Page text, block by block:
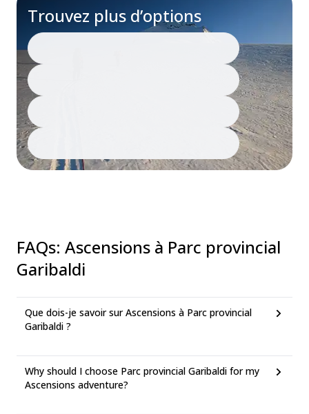
Trouvez plus d’options
FAQs: Ascensions à Parc provincial
Garibaldi
Que dois-je savoir sur Ascensions à Parc provincial
Garibaldi ?
Why should I choose Parc provincial Garibaldi for my
Ascensions adventure?